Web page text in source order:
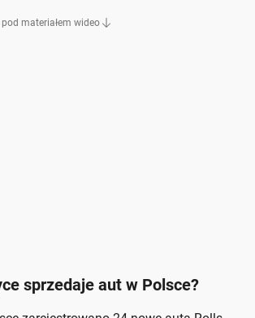
materiałem wideo
sprzedaje aut w Polsce?